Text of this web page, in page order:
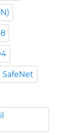
SafeNet